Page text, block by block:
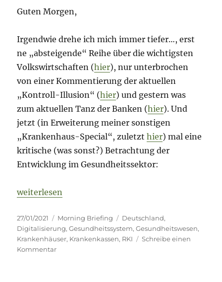
Guten Morgen,
Irgendwie drehe ich mich immer tiefer…, erst
ne „absteigende“ Reihe über die wichtigsten
Volkswirtschaften (hier), nur unterbrochen
von einer Kommentierung der aktuellen
„Kontroll-Illusion“ (hier) und gestern was
zum aktuellen Tanz der Banken (hier). Und
jetzt (in Erweiterung meiner sonstigen
„Krankenhaus-Special“, zuletzthier) mal eine
kritische (was sonst?) Betrachtung der
Entwicklung im Gesundheitssektor:
„Morning Briefing – 27. Januar 2021 – Gesundheit
weiterlesen
Veröffentlicht
am
27/01/2021 Kategorien
Morning Briefing Schlagwörter
Deutschland,
Digitalisierung,Gesundheitssystem,Gesundheitswesen,
Krankenhäuser, Krankenkassen, RKI
Schreibe einen
Kommentarzu